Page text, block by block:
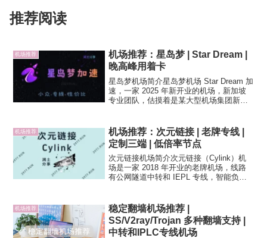
推荐阅读
机场推荐
机场推荐：星岛梦 | Star Dream |
晚高峰用着卡
星岛梦机场简介星岛梦机场 Star Dream 加
速，一家 2025 年新开业的机场，新加坡
专业团队，估摸着是某大型机场集团新开
就改协议了）。...
机场推荐
机场推荐：次元链接 | 老牌专线 |
定制三端 | 低倍率节点
次元链接机场简介次元链接（Cylink）机
场是一家 2018 年开业的老牌机场，线路
有公网隧道中转和 IEPL 专线，智能负载
（Windows、Mac 和 Andr...
机场推荐
稳定翻墙机场推荐 |
SS/V2ray/Trojan 多种翻墙支持 |
中转和IPLC专线机场